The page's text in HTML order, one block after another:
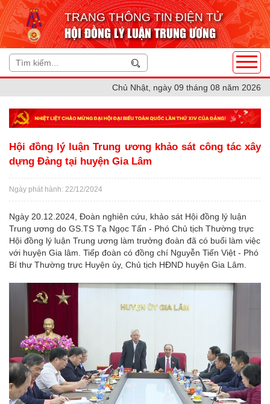
TRANG THÔNG TIN ĐIỆN TỬ
HỘI ĐỒNG LÝ LUẬN TRUNG ƯƠNG
Chủ Nhật, ngày 09 tháng 08 năm 2026
Hội đồng lý luận Trung ương khảo sát công tác xây
dựng Đảng tại huyện Gia Lâm
Ngày phát hành: 22/12/2024
Ngày 20.12.2024, Đoàn nghiên cứu, khảo sát Hội đồng lý luận
Trung ương do GS.TS Tạ Ngọc Tấn - Phó Chủ tịch Thường trực
Hội đồng lý luận Trung ương làm trưởng đoàn đã có buổi làm việc
với huyện Gia lâm. Tiếp đoàn có đồng chí Nguyễn Tiến Việt - Phó
Bí thư Thường trực Huyện ủy, Chủ tịch HĐND huyện Gia Lâm.